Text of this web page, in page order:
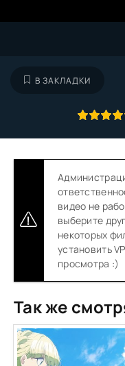
В ЗАКЛАДКИ
видео не
выберите
некоторых
установить
просмотра :)
Так же